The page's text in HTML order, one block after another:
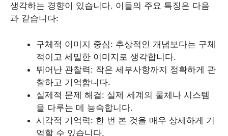
생각하는 경향이 있습니다. 이들의 주요 특징은 다음
과 같습니다:
구체적 이미지 중심: 추상적인 개념보다는 구체
적이고 세밀한 이미지로 생각합니다.
뛰어난 관찰력: 작은 세부사항까지 정확하게 관
찰하고 기억합니다.
실제적 문제 해결: 실제 세계의 물체나 시스템
을 다루는 데 능숙합니다.
시각적 기억력: 한 번 본 것을 매우 상세하게 기
억할 수 있습니다.